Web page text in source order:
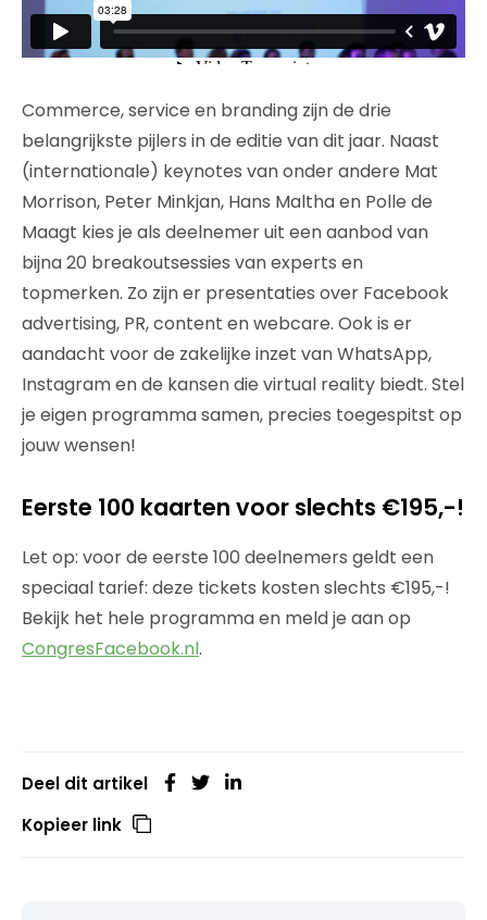
Commerce, service en branding zijn de drie
belangrijkste pijlers in de editie van dit jaar. Naast
(internationale) keynotes van onder andere Mat
Morrison, Peter Minkjan, Hans Maltha en Polle de
Maagt kies je als deelnemer uit een aanbod van
bijna 20 breakoutsessies van experts en
topmerken. Zo zijn er presentaties over Facebook
advertising, PR, content en webcare. Ook is er
aandacht voor de zakelijke inzet van WhatsApp,
Instagram en de kansen die virtual reality biedt. Stel
je eigen programma samen, precies toegespitst op
jouw wensen!
Eerste 100 kaarten voor slechts €195,-!
Let op: voor de eerste 100 deelnemers geldt een
speciaal tarief: deze tickets kosten slechts €195,-!
Bekijk het hele programma en meld je aan op
CongresFacebook.nl.
Deel dit artikel
Kopieer link